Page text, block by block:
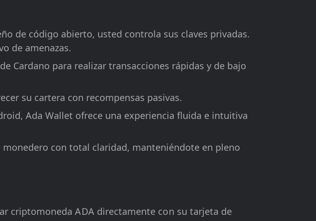
de código abierto, usted controla sus claves privadas.
de amenazas.
Cardano para realizar transacciones rápidas y de bajo
su cartera con recompensas pasivas.
Ada Wallet ofrece una experiencia fluida e intuitiva
con total claridad, manteniéndote en pleno
criptomoneda ADA directamente con su tarjeta de